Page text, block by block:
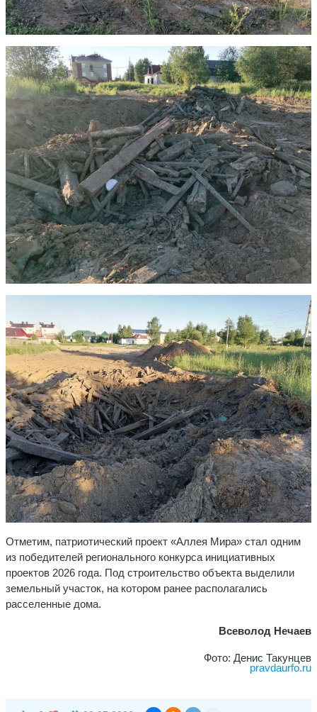
Отметим, патриотический проект «Аллея Мира» стал одним
из победителей регионального конкурса инициативных
проектов 2026 года. Под строительство объекта выделили
земельный участок, на котором ранее располагались
расселенные дома.
Всеволод Нечаев
Фото: Денис Такунцев
pravdaurfo.ru